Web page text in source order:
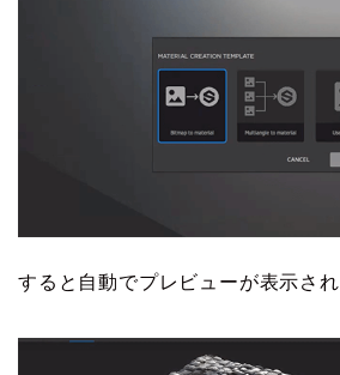
すると自動でプレビューが表示され